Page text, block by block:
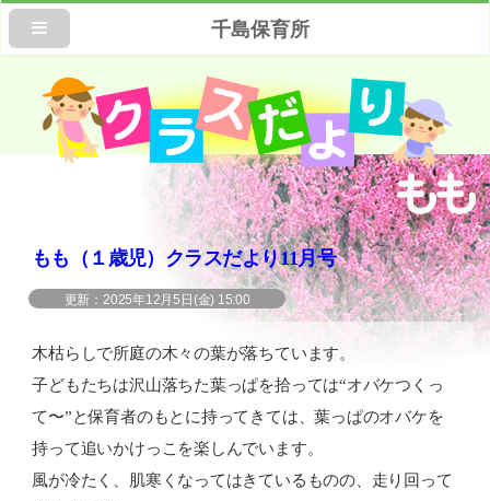
千島保育所
もも（１歳児）クラスだより11月号
2025年12月5日(金) 15:00
木枯らしで所庭の木々の葉が落ちています。
子どもたちは沢山落ちた葉っぱを拾っては“オバケつくっ
て〜”と保育者のもとに持ってきては、葉っぱのオバケを
持って追いかけっこを楽しんでいます。
風が冷たく、肌寒くなってはきているものの、走り回って